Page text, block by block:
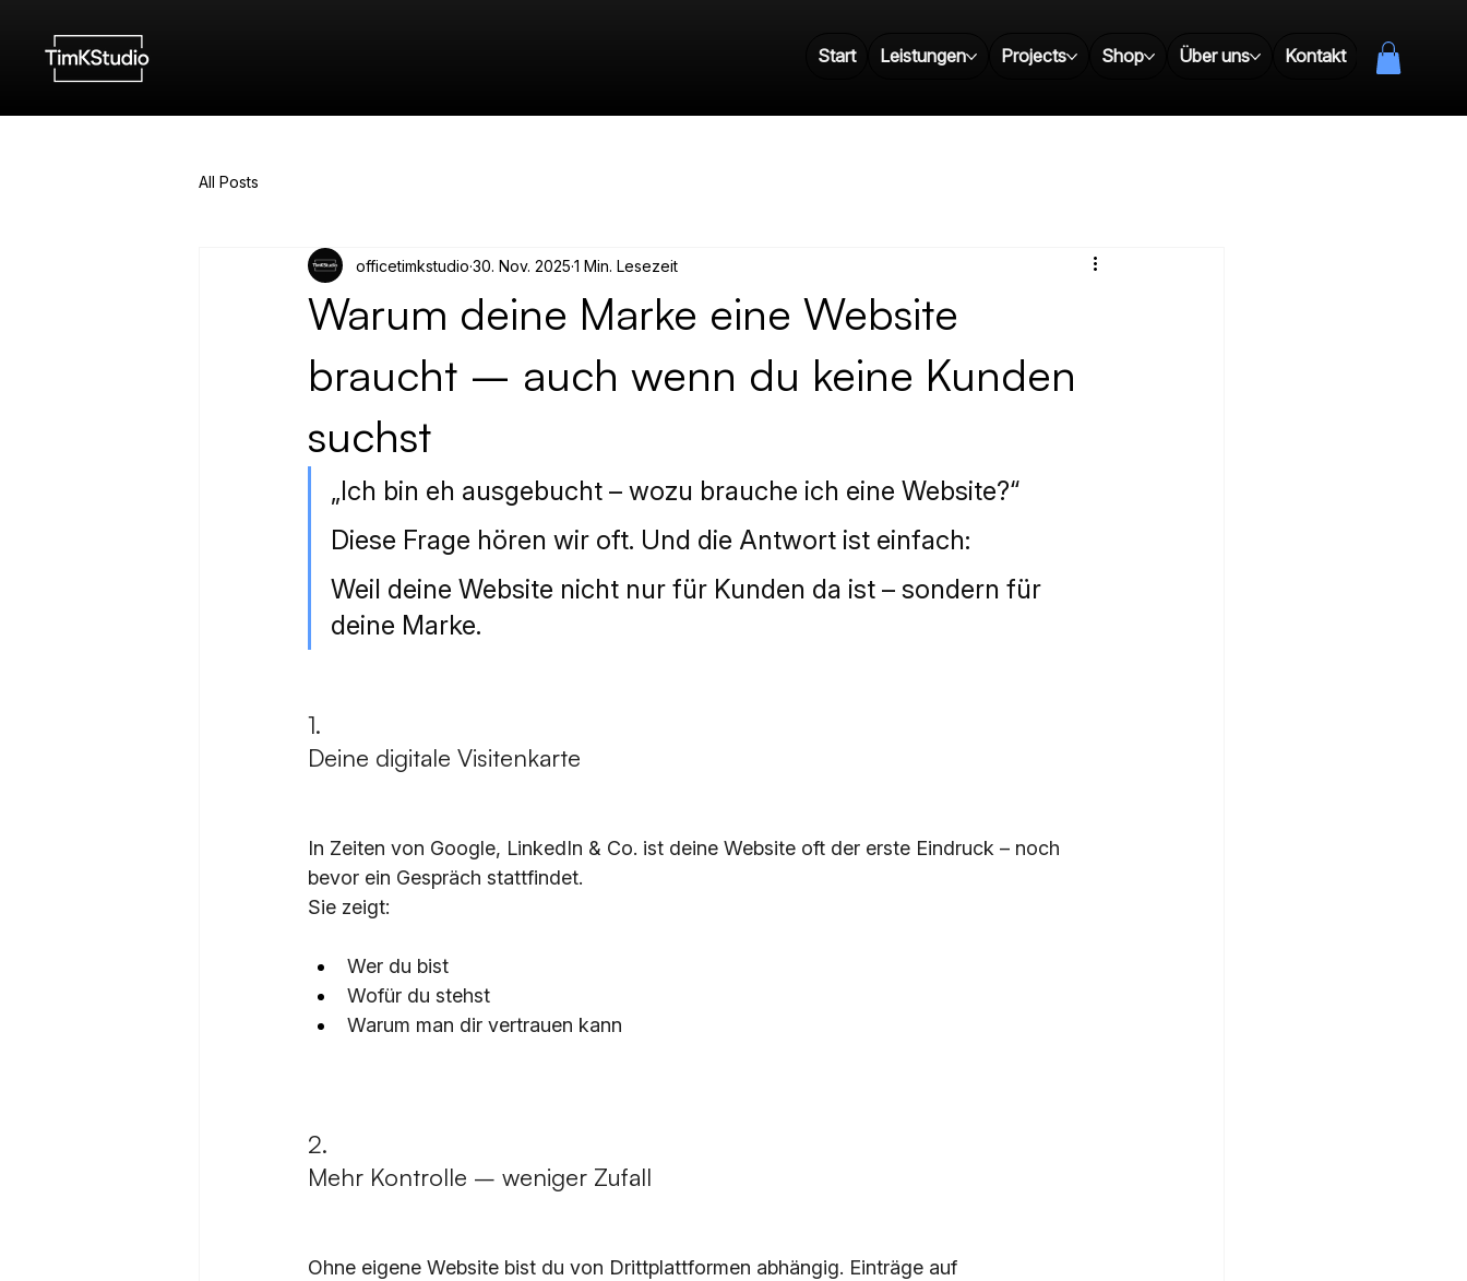
Start Leistungen Projects Shop Über uns Kontakt Ressourcen
All Posts
Warum deine Marke eine Website
braucht – auch wenn du keine Kunden
suchst
officetimkstudio 30. Nov. 2025 1 Min. Lesezeit
„Ich bin eh ausgebucht – wozu brauche ich eine Website?“
Diese Frage hören wir oft. Und die Antwort ist einfach:
Weil deine Website nicht nur für Kunden da ist – sondern für
deine Marke.
1.
Deine digitale Visitenkarte
In Zeiten von Google, LinkedIn & Co. ist deine Website oft der erste Eindruck – noch
bevor ein Gespräch stattfindet.
Sie zeigt:
Wer du bist
Wofür du stehst
Warum man dir vertrauen kann
2.
Mehr Kontrolle – weniger Zufall
Ohne eigene Website bist du von Drittplattformen abhängig. Einträge auf